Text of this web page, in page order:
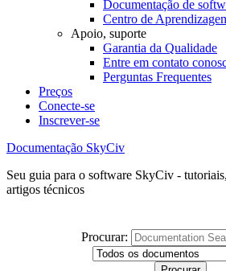
Documentação de
Centro de
Apoio, suporte
Garantia da Qualidade
Entre em contato
Perguntas Frequentes
Preços
Conecte-se
Inscrever-se
Documentação SkyCiv
Seu guia para o software SkyCiv -
artigos técnicos
Procurar: